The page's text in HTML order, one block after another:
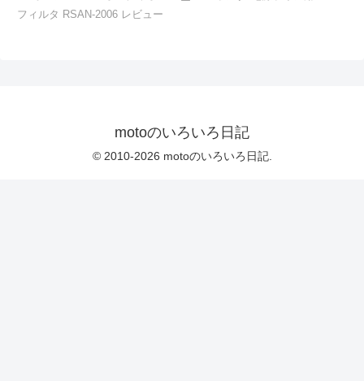
フィルタ RSAN-2006 レビュー
motoのいろいろ日記
© 2010-2026 motoのいろいろ日記.